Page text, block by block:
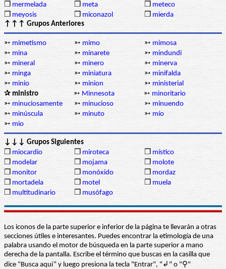
❒ mermelada ❒ meta ❒ meteco
❒ meyosis ❒ miconazol ❒ mierda
↑↑↑ Grupos Anteriores
➳ mimetismo ➳ mimo ➳ mimosa
➳ mina ➳ minarete ➳ mindundi
➳ mineral ➳ minero ➳ minerva
➳ minga ➳ miniatura ➳ minifalda
➳ minio ➳ minion ➳ ministerial
✰ ministro
➳ Minnesota ➳ minoritario
➳ minuciosamente ➳ minucioso ➳ minuendo
➳ minúscula ➳ minuto ➳ mío
➳ mio
↓↓↓ Grupos Siguientes
❒ miocardio ❒ miroteca ❒ místico
❒ modelar ❒ mojama ❒ molote
❒ monitor ❒ monóxido ❒ mordaz
❒ mortadela ❒ motel ❒ muela
❒ multitudinario ❒ musófago
Los iconos de la parte superior e inferior de la página te llevarán a otras
secciones útiles e interesantes. Puedes encontrar la etimología de una
palabra usando el motor de búsqueda en la parte superior a mano
derecha de la pantalla. Escribe el término que buscas en la casilla que
dice “Busca aquí” y luego presiona la tecla "Entrar", "↲" o "⚲"